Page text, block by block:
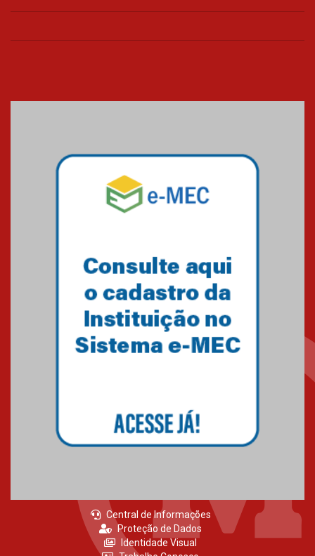
Central de Informações
Proteção de Dados
Identidade Visual